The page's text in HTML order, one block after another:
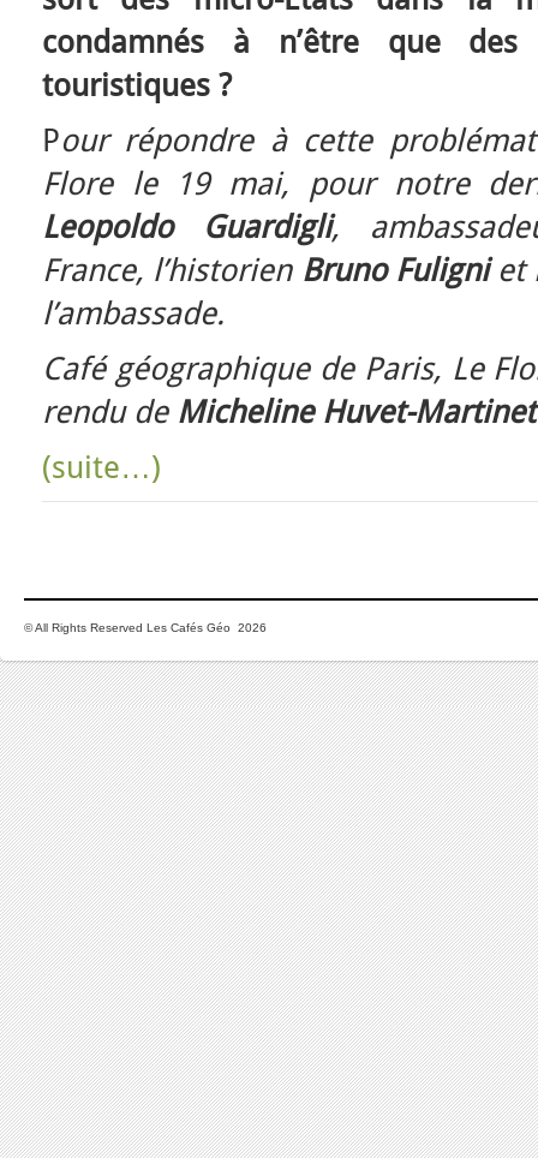
condamnés à n’être que
touristiques ?
Pour répondre à cette
Flore le 19 mai, pour notre
Leopoldo Guardigli,
France, l’historien Bruno Fuligniet
l’ambassade.
Café géographique de Paris, Le
rendu de Micheline Huvet-
(suite…)
© All Rights Reserved Les Cafés Géo 2026